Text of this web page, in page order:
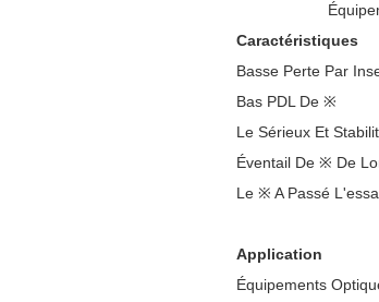
Caractéristiques
Basse Perte Par
Bas PDL De ※
Le Sérieux Et
Éventail De ※ De
Le ※ A Passé
Application
Équipements